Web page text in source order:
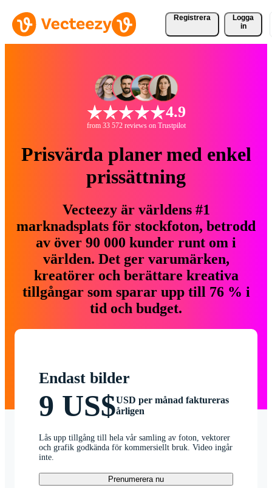
Registrera
Logga
in
4.9
from 33 572 reviews on Trustpilot
Prisvärda planer med enkel
prissättning
Vecteezy är världens #1
marknadsplats för stockfoton, betrodd
av över 90 000 kunder runt om i
världen. Det ger varumärken,
kreatörer och berättare kreativa
tillgångar som sparar upp till 76 % i
tid och budget.
Endast bilder
9 US$USD per månad faktureras
årligen
Lås upp tillgång till hela vår samling av foton, vektorer
och grafik godkända för kommersiellt bruk. Video ingår
inte.
Prenumerera nu